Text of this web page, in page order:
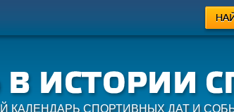
КАЛЕНДАРЬ СПОРТИВНЫХ ДАТ И